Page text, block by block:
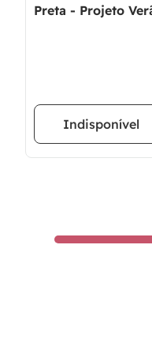
Preta - Projeto
Indisponível